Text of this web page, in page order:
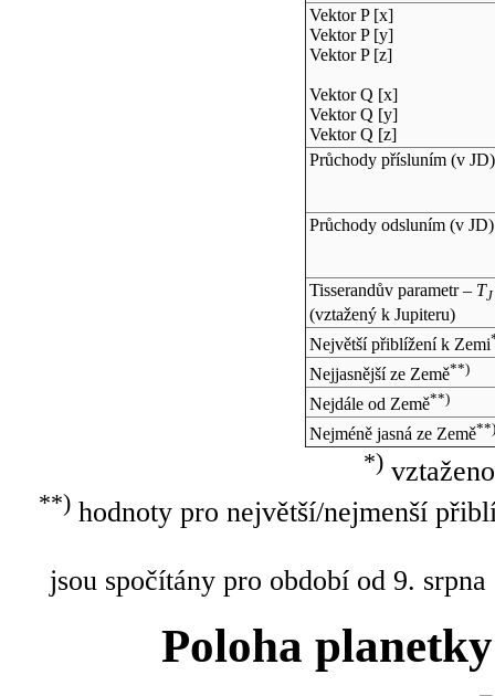
Vektor P [x]
Vektor P [y]
Vektor P [z]
Vektor Q [x]
Vektor Q [y]
Vektor Q [z]
Průchody přísluním (v JD)
Průchody odsluním (v JD)
Tisserandův parametr – TJ
(vztažený k Jupiteru)
Největší přiblížení k Zemi
Nejjasnější ze Země**)
Nejdále od Země**)
Nejméně jasná ze Země**)
*)
**)hodnoty pro největší/nejmenší
jsou spočítány pro období od 9.
Poloha